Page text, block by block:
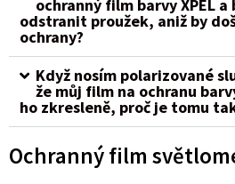
ochranný film barvy XPEL a
odstranit proužek, aniž by
ochrany?
Když nosím polarizované
že můj film na ochranu
ho zkresleně, proč je tomu
Ochranný film